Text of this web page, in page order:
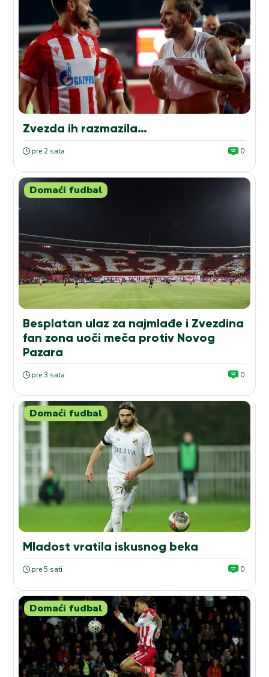
Zvezda ih razmazila…
pre 2 sata 0
Domaći fudbal
Besplatan ulaz za najmlađe i Zvezdina
fan zona uoči meča protiv Novog
Pazara
pre 3 sata 0
Domaći fudbal
Mladost vratila iskusnog beka
pre 5 sati 0
Domaći fudbal